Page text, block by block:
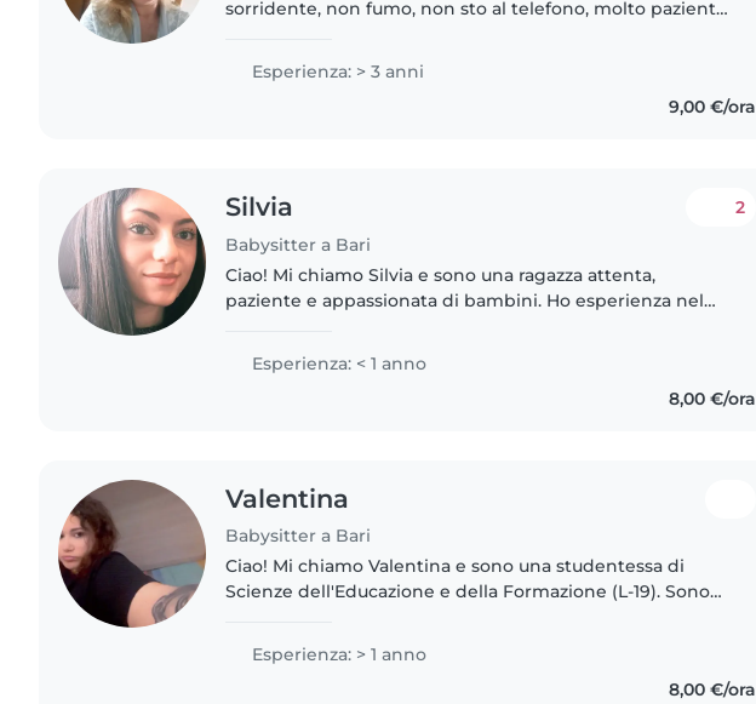
sorridente, non fumo, non sto al telefono, molto paziente
lavorative..
Esperienza: > 3 anni
9,00 €/ora
Silvia
Babysitter a Bari
2
Ciao! Mi chiamo Silvia e sono una ragazza attenta,
paziente e appassionata di bambini. Ho esperienza nel
Esperienza: < 1 anno
8,00 €/ora
Valentina
Babysitter a Bari
Ciao! Mi chiamo Valentina e sono una studentessa di
Scienze dell'Educazione e della Formazione (L-19). Sono
esperienza nel sociale..
Esperienza: > 1 anno
8,00 €/ora